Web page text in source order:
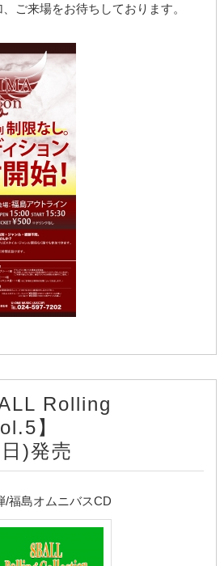
ご来場をお待ちしております。
Rolling
】
)発売
/福島オムニバスCD